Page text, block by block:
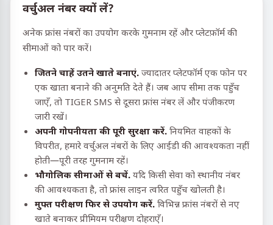
वर्चुअल नंबर क्यों लें?
अनेक फ्रांस नंबरों का उपयोग करके गुमनाम रहें और प्लेटफ़ॉर्म की
सीमाओं को पार करें।
जितने चाहें उतने खाते बनाएं. ज्यादातर प्लेटफॉर्म एक फोन पर
एक खाता बनाने की अनुमति देते हैं। जब आप सीमा तक पहुँच
जाएँ, तो TIGER SMS से दूसरा फ्रांस नंबर लें और पंजीकरण
जारी रखें।
अपनी गोपनीयता की पूरी सुरक्षा करें. नियमित वाहकों के
विपरीत, हमारे वर्चुअल नंबरों के लिए आईडी की आवश्यकता नहीं
होती—पूरी तरह गुमनाम रहें।
भौगोलिक सीमाओं से बचें. यदि किसी सेवा को स्थानीय नंबर
की आवश्यकता है, तो फ्रांस लाइन त्वरित पहुँच खोलती है।
मुफ्त परीक्षण फिर से उपयोग करें. विभिन्न फ्रांस नंबरों से नए
खाते बनाकर प्रीमियम परीक्षण दोहराएँ।